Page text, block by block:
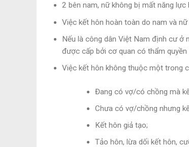
2 bên nam, nữ không bị mất năng lực
Việc kết hôn hoàn toàn do nam và
Nếu là công dân Việt Nam định cư ở
được cấp bởi cơ quan có thẩm quyền
Việc kết hôn không thuộc một trong
Đang có vợ/có chồng mà
Chưa có vợ/chồng nhưng
Kết hôn giả tạo;
Tảo hôn, lừa dối kết hôn,